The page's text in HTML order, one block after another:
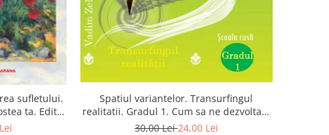
sufletului.
ta. Editia
Spatiul variantelor. Transurfingul
realitatii. Gradul 1. Cum sa ne dezvoltam
intuitia si sa ne alegem soarta
30,00 Lei24,00 Lei